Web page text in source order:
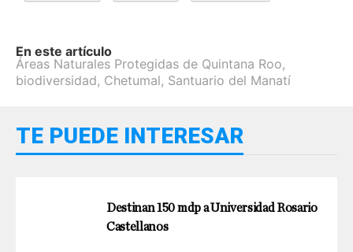
En este artículo
Áreas Naturales Protegidas de Quintana Roo,
biodiversidad, Chetumal, Santuario del Manatí
TE PUEDE INTERESAR
Destinan 150 mdp a Universidad Rosario
Castellanos